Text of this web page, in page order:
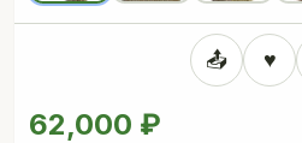
📤 ♥
62,000 ₽